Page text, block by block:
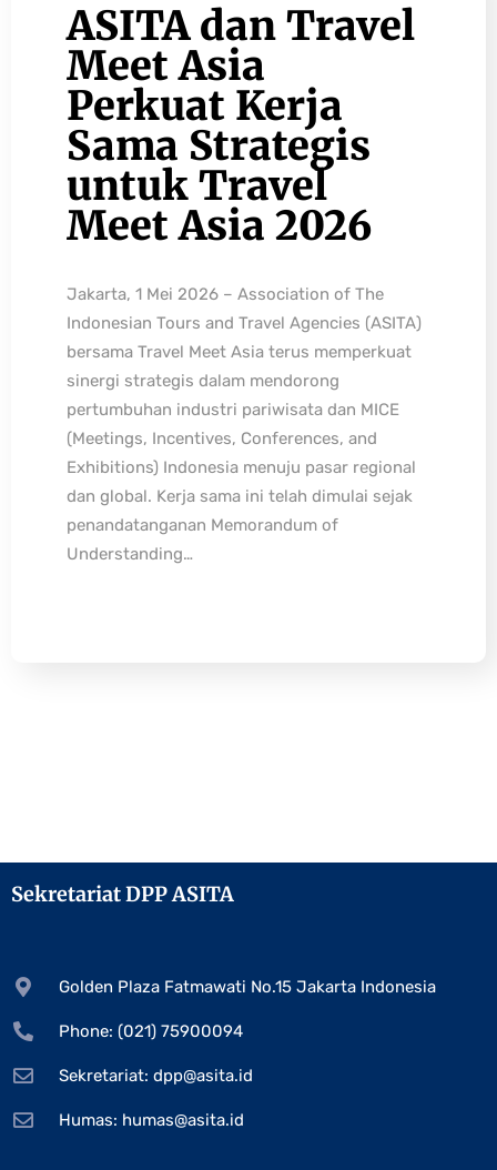
ASITA dan Travel
Meet Asia
Perkuat Kerja
Sama Strategis
untuk Travel
Meet Asia 2026
Jakarta, 1 Mei 2026 – Association of The
Indonesian Tours and Travel Agencies (ASITA)
bersama Travel Meet Asia terus memperkuat
sinergi strategis dalam mendorong
pertumbuhan industri pariwisata dan MICE
(Meetings, Incentives, Conferences, and
Exhibitions) Indonesia menuju pasar regional
dan global. Kerja sama ini telah dimulai sejak
penandatanganan Memorandum of
Understanding…
Sekretariat DPP ASITA
Golden Plaza Fatmawati No.15 Jakarta Indonesia
Phone: (021) 75900094
Sekretariat: dpp@asita.id
Humas: humas@asita.id